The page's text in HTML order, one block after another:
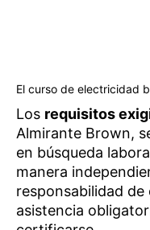
El curso de electricidad
Los requisitos
Almirante Brown,
en búsqueda
manera
responsabilidad de
asistencia